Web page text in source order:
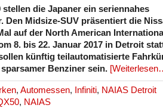
die Japaner ein seriennahes
Den Midsize-SUV präsentiert die
auf der North American
8. bis 22. Januar 2017 in Detroit
künftig teilautomatisierte
Benziner sein.
, Automessen, Infiniti, NAIAS Detroit
, NAIAS